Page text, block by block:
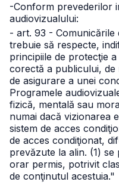
-Conform prevederilor
audiovizualului:
- art. 93 - Comunicările
trebuie să respecte,
principiile de protecţie
corectă a publicului, de
de asigurare a unei
Programele
fizică, mentală sau
numai dacă vizionarea
sistem de acces
de acces condiţionat,
prevăzute la alin. (1)
orar permis, potrivit
de conţinutul acestuia."